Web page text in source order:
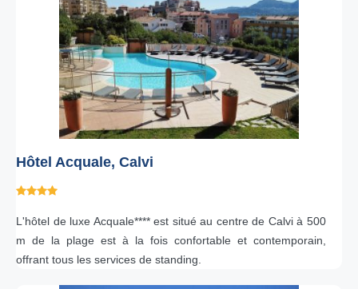
Hôtel Acquale, Calvi
L'hôtel de luxe Acquale**** est situé au centre de Calvi à 500
m de la plage est à la fois confortable et contemporain,
offrant tous les services de standing.